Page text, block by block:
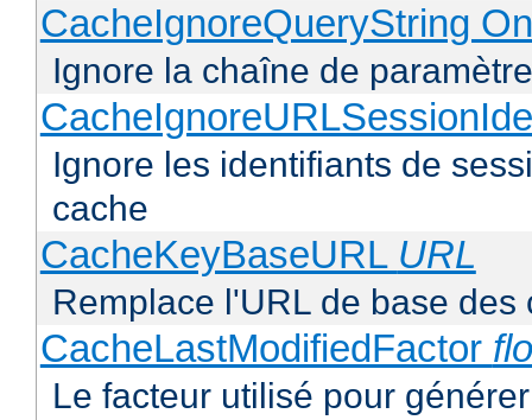
CacheIgnoreQueryString
Ignore la chaîne de
Ignore les identifiants de
cache
CacheKeyBaseURL URL
Remplace l'URL de base
CacheLastModifiedFactor
Le facteur utilisé pour